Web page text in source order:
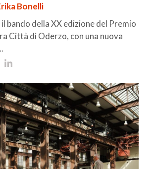
Bonelli
bando della XX edizione del Premio
Città di Oderzo, con una nuova